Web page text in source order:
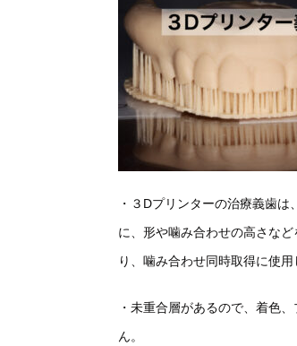
・３ Dプリンターの治療義歯は
に、形や噛み合わせの高さな
り、噛み合わせ同時取得に使用
・未重合層があるので、着色
ん。